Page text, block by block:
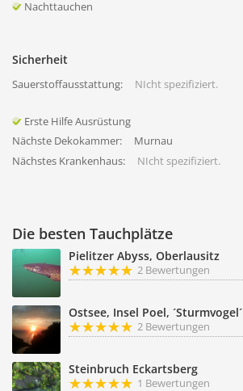
Nachttauchen
Sicherheit
Sauerstoffausstattung: NIcht spezifiziert.
Erste Hilfe Ausrüstung
Nächste Dekokammer:
Murnau
Nächstes Krankenhaus:
NIcht spezifiziert.
Die besten Tauchplätze
Pielitzer Abyss, Oberlausitz
2 Bewertungen
Ostsee, Insel Poel, ´Sturmvogel´
2 Bewertungen
Steinbruch Eckartsberg
1 Bewertungen